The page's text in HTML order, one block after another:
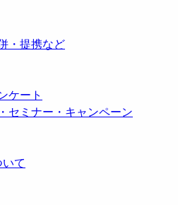
・提携など
ケート
セミナー・キャンペーン
て